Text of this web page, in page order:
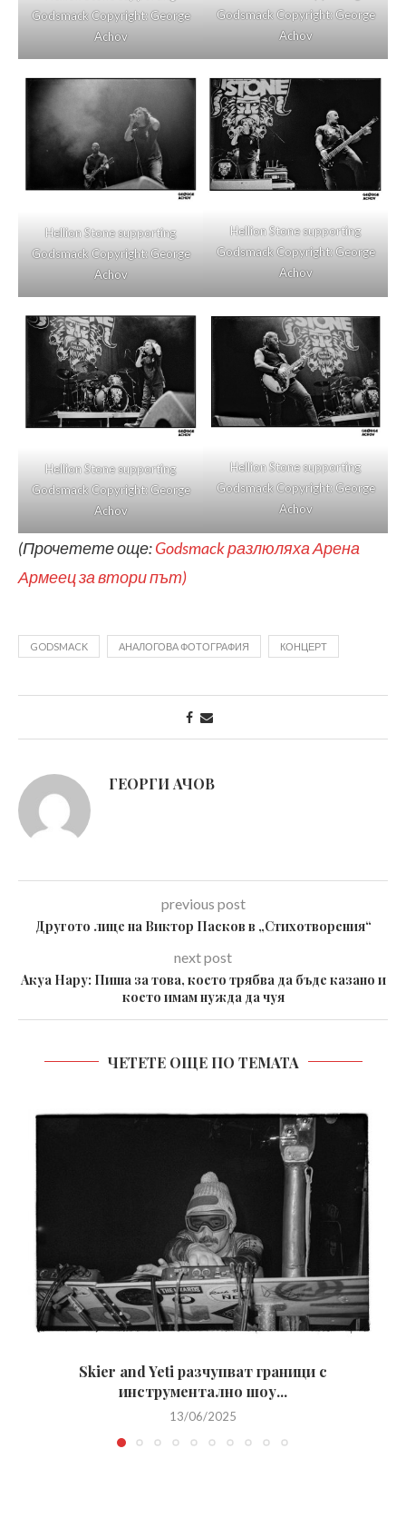
Godsmack Copyright: George
Achov
Godsmack Copyright: George
Achov
Hellion Stone supporting
Godsmack Copyright: George
Achov
Hellion Stone supporting
Godsmack Copyright: George
Achov
Hellion Stone supporting
Godsmack Copyright: George
Achov
Hellion Stone supporting
Godsmack Copyright: George
Achov
(Прочетете още:Godsmack разлюляха Арена
Армеец за втори път)
GODSMACK АНАЛОГОВА ФОТОГРАФИЯ КОНЦЕРТ
ГЕОРГИ АЧОВ
previous post
Другото лице на Виктор Пасков в „Стихотворения“
next post
Акуа Нару: Пиша за това, което трябва да бъде казано и
което имам нужда да чуя
ЧЕТЕТЕ ОЩЕ ПО ТЕМАТА
Skier and Yeti разчупват граници с
инструментално шоу...
13/06/2025